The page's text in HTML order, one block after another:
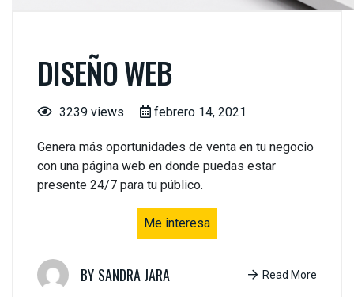
DISEÑO WEB
3239 views febrero 14, 2021
Genera más oportunidades de venta en tu negocio
con una página web en donde puedas estar
presente 24/7 para tu público.
Me interesa
SANDRA JARA Read More